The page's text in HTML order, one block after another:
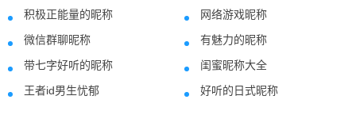
积极正能量的昵称 网络游戏昵称
微信群聊昵称 有魅力的昵称
带七字好听的昵称 闺蜜昵称大全
王者id男生忧郁 好听的日式昵称